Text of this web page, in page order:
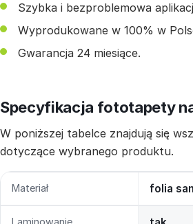
Szybka i bezproblemowa
Wyprodukowane w 100% w
Gwarancja 24 miesiące.
Specyfikacja fototapety
W poniższej tabelce znajdują się
dotyczące wybranego produktu.
Materiał folia
Laminowanie